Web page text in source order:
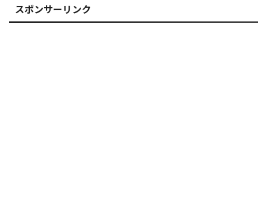
スポンサーリンク